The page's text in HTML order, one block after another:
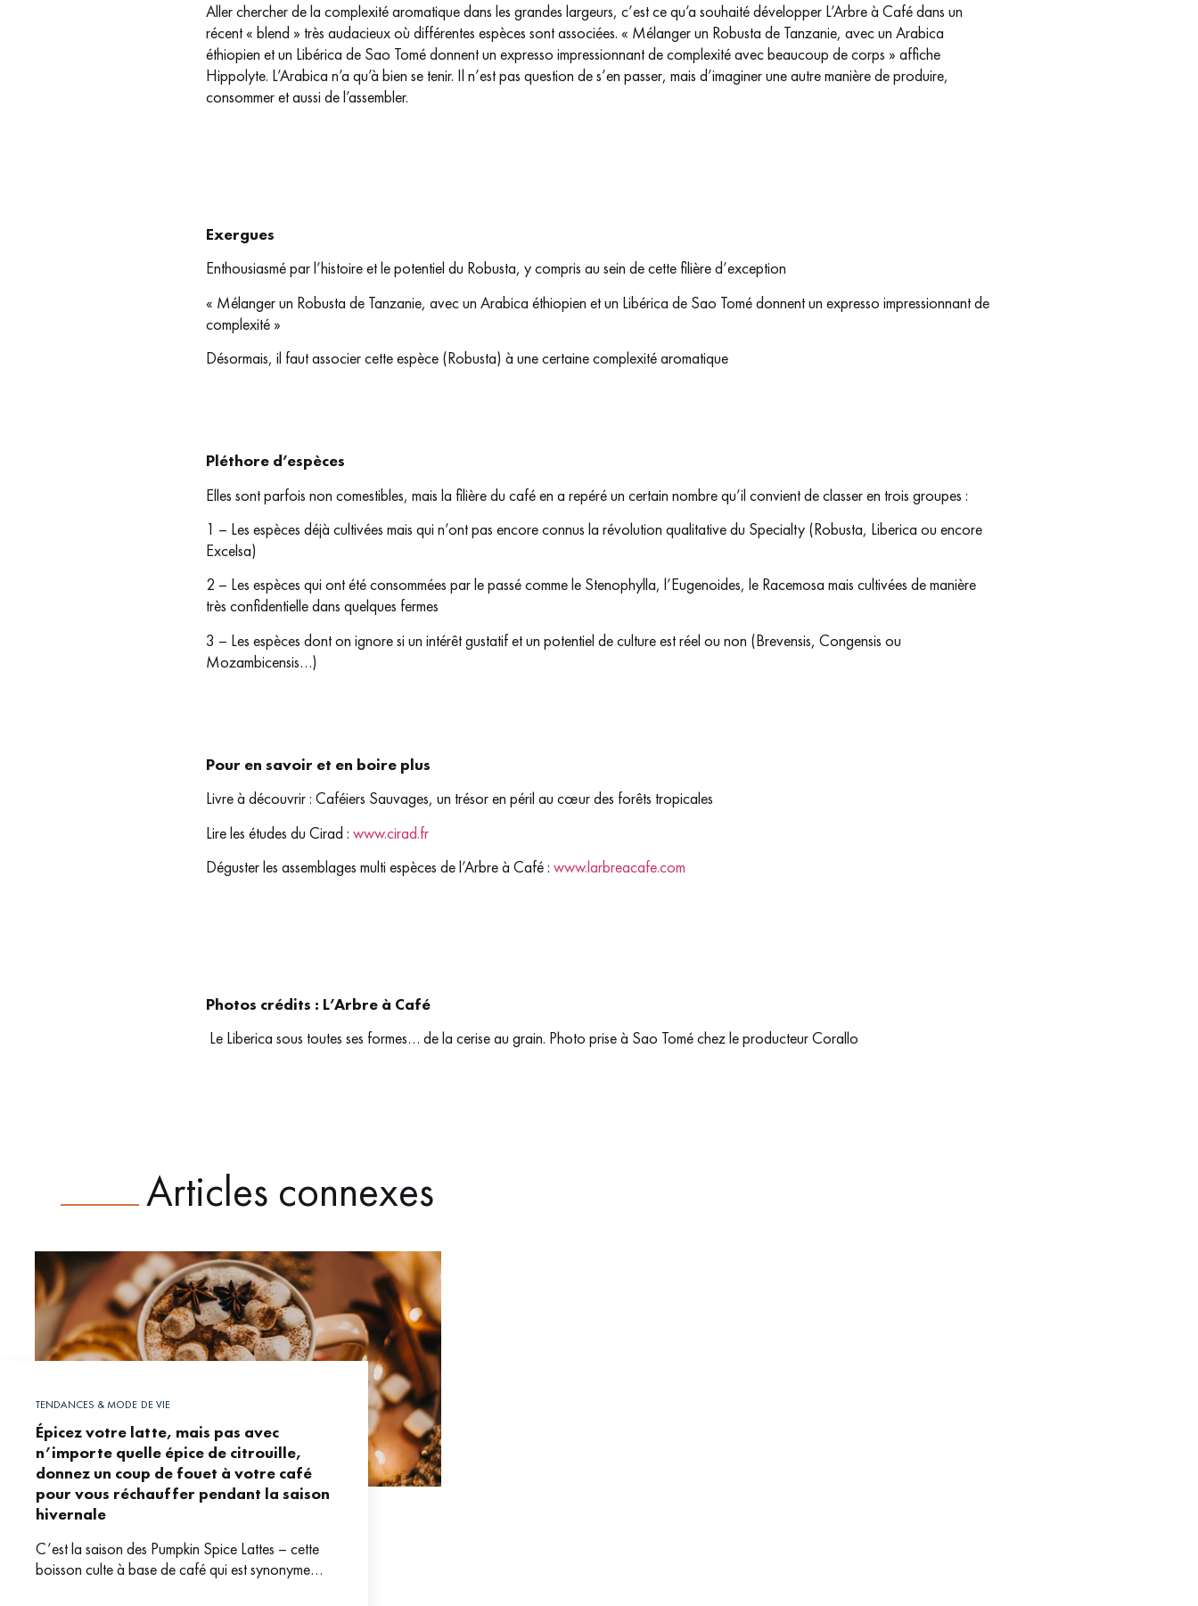
Aller chercher de la complexité aromatique dans les grandes largeurs, c’est ce qu’a souhaité développer L’Arbre à Café dans un
récent « blend » très audacieux où différentes espèces sont associées. « Mélanger un Robusta de Tanzanie, avec un Arabica
éthiopien et un Libérica de Sao Tomé donnent un expresso impressionnant de complexité avec beaucoup de corps » affiche
Hippolyte. L’Arabica n’a qu’à bien se tenir. Il n’est pas question de s’en passer, mais d’imaginer une autre manière de produire,
consommer et aussi de l’assembler.
Exergues
Enthousiasmé par l’histoire et le potentiel du Robusta, y compris au sein de cette filière d’exception
« Mélanger un Robusta de Tanzanie, avec un Arabica éthiopien et un Libérica de Sao Tomé donnent un expresso impressionnant de
complexité »
Désormais, il faut associer cette espèce (Robusta) à une certaine complexité aromatique
Pléthore d’espèces
Elles sont parfois non comestibles, mais la filière du café en a repéré un certain nombre qu’il convient de classer en trois groupes :
1 – Les espèces déjà cultivées mais qui n’ont pas encore connus la révolution qualitative du Specialty (Robusta, Liberica ou encore
Excelsa)
2 – Les espèces qui ont été consommées par le passé comme le Stenophylla, l’Eugenoides, le Racemosa mais cultivées de manière
très confidentielle dans quelques fermes
3 – Les espèces dont on ignore si un intérêt gustatif et un potentiel de culture est réel ou non (Brevensis, Congensis ou
Mozambicensis…)
Pour en savoir et en boire plus
Livre à découvrir : Caféiers Sauvages, un trésor en péril au cœur des forêts tropicales
Lire les études du Cirad : www.cirad.fr
Déguster les assemblages multi espèces de l’Arbre à Café : www.larbreacafe.com
Photos crédits : L’Arbre à Café
Le Liberica sous toutes ses formes… de la cerise au grain. Photo prise à Sao Tomé chez le producteur Corallo
Articles connexes
TENDANCES & MODE DE VIE
Épicez votre latte, mais pas avec
n’importe quelle épice de citrouille,
donnez un coup de fouet à votre café
pour vous réchauffer pendant la saison
hivernale
C’est la saison des Pumpkin Spice Lattes – cette
boisson culte à base de café qui est synonyme